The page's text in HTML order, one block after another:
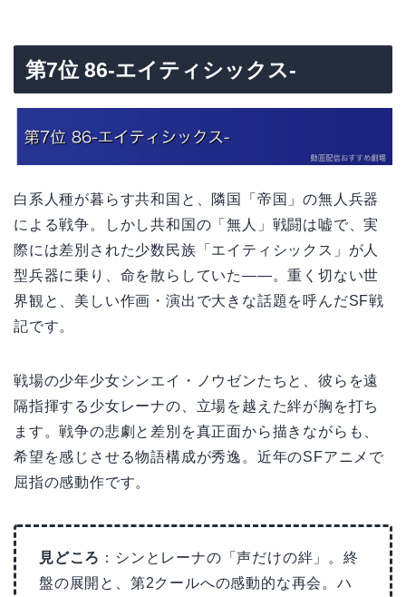
第7位 86-エイティシックス-
白系人種が暮らす共和国と、隣国「帝国」の無人兵器
による戦争。しかし共和国の「無人」戦闘は嘘で、実
際には差別された少数民族「エイティシックス」が人
型兵器に乗り、命を散らしていた——。重く切ない世
界観と、美しい作画・演出で大きな話題を呼んだSF戦
記です。
戦場の少年少女シンエイ・ノウゼンたちと、彼らを遠
隔指揮する少女レーナの、立場を越えた絆が胸を打ち
ます。戦争の悲劇と差別を真正面から描きながらも、
希望を感じさせる物語構成が秀逸。近年のSFアニメで
屈指の感動作です。
見どころ ：シンとレーナの「声だけの絆」。終
盤の展開と、第2クールへの感動的な再会。ハ